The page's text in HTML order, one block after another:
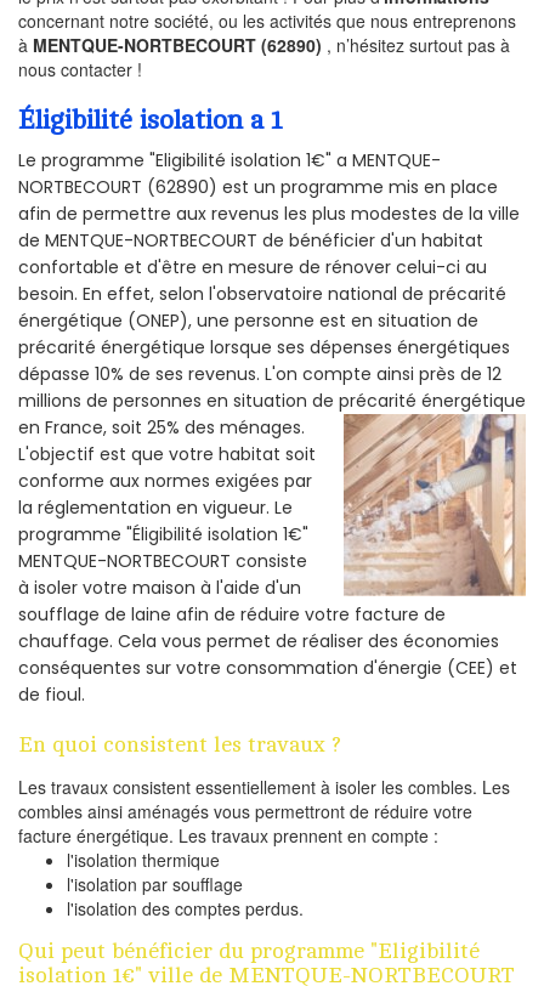
concernant notre société, ou les activités que nous entreprenons
à MENTQUE-NORTBECOURT (62890) , n’hésitez surtout pas à
nous contacter !
Éligibilité isolation a 1
Le programme "Eligibilité isolation 1€" a MENTQUE-
NORTBECOURT (62890) est un programme mis en place
afin de permettre aux revenus les plus modestes de la ville
de MENTQUE-NORTBECOURT de bénéficier d'un habitat
confortable et d'être en mesure de rénover celui-ci au
besoin. En effet, selon l'observatoire national de précarité
énergétique (ONEP), une personne est en situation de
précarité énergétique lorsque ses dépenses énergétiques
dépasse 10% de ses revenus. L'on compte ainsi près de 12
millions de personnes en situation de précarité énergétique
en France, soit 25% des ménages.
L'objectif est que votre habitat soit
conforme aux normes exigées par
la réglementation en vigueur. Le
programme "Éligibilité isolation 1€"
MENTQUE-NORTBECOURT consiste
à isoler votre maison à l'aide d'un
soufflage de laine afin de réduire votre facture de
chauffage. Cela vous permet de réaliser des économies
conséquentes sur votre consommation d'énergie (CEE) et
de fioul.
En quoi consistent les travaux ?
Les travaux consistent essentiellement à isoler les combles. Les
combles ainsi aménagés vous permettront de réduire votre
facture énergétique. Les travaux prennent en compte :
l'isolation thermique
l'isolation par soufflage
l'isolation des comptes perdus.
Qui peut bénéficier du programme "Eligibilité
isolation 1€" ville de MENTQUE-NORTBECOURT